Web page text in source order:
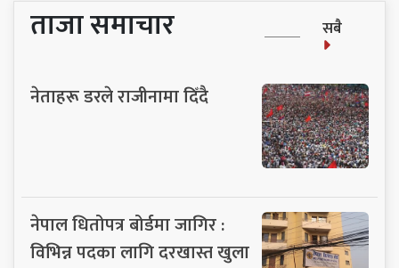
ताजा समाचार सबै
नेताहरू डरले राजीनामा दिँदै
नेपाल धितोपत्र बोर्डमा जागिर :
विभिन्न पदका लागि दरखास्त खुला